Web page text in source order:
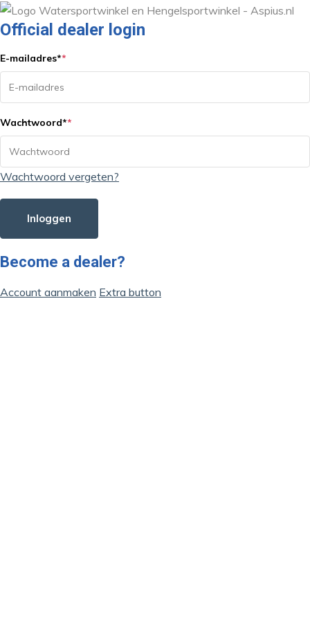
Official dealer login
E-mailadres**
Wachtwoord**
Wachtwoord vergeten?
Inloggen
Become a dealer?
Account aanmaken Extra button